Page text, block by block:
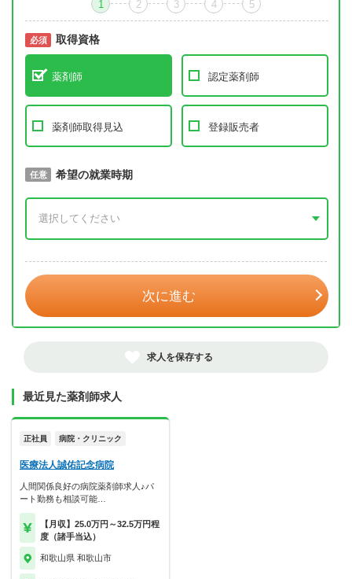
1 2 3 4 5
必須 取得資格
薬剤師 認定薬剤師
薬剤師取得見込 登録販売者
必須 取得予定年
任意 希望の就業時期
次に進む
求人を保存する
最近見た薬剤師求人
正社員 病院・クリニック
医療法人誠佑記念病院
人間関係良好の病院薬剤師求人♪パ
ート勤務も相談可能…
【月収】25.0万円～32.5万円程
度（諸手当込）
和歌山県 和歌山市